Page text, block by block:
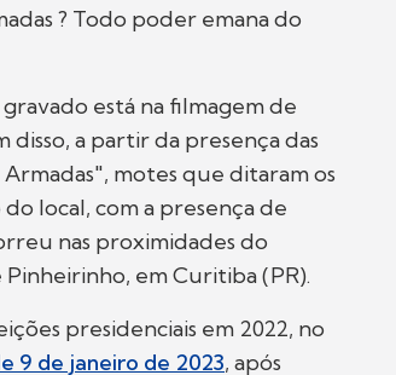
? Todo poder emana do
está na filmagem de
a partir da presença das
motes que ditaram os
local, com a presença de
nas proximidades do
em Curitiba (PR).
presidenciais em 2022, no
9 de janeiro de 2023, após